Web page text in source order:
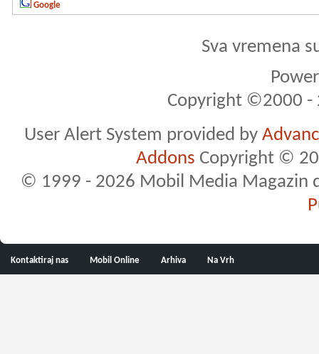
Google
Sva vremena
Copyright ©2000 -
User Alert System provided by
Addons Copyright ©
© 1999 - 2026 Mobil Media Magazin
Kontaktiraj nas Mobil Online Arhiva Na Vrh